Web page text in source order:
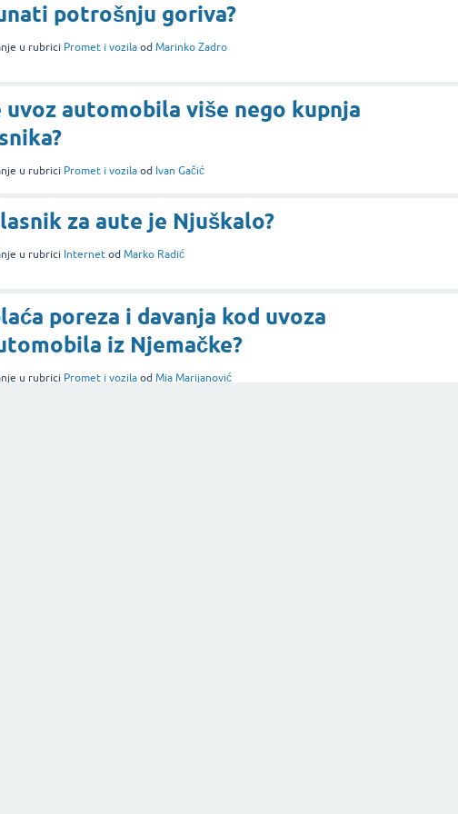
potrošnju goriva?
u rubrici Promet i vozila od Marinko Zadro
automobila više nego kupnja
u rubrici Promet i vozila od Ivan Gačić
za aute je Njuškalo?
u rubrici Internet od Marko Radić
poreza i davanja kod uvoza
iz Njemačke?
u rubrici Promet i vozila od Mia Marijanović